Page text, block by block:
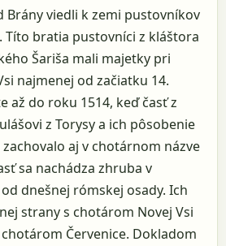
Brány viedli k zemi pustovníkov
Títo bratia pustovníci z kláštora
Šariša mali majetky pri
najmenej od začiatku 14.
až do roku 1514, keď časť z
z Torysy a ich pôsobenie
aj v chotárnom názve
sa nachádza zhruba v
dnešnej rómskej osady. Ich
strany s chotárom Novej Vsi
Červenice. Dokladom